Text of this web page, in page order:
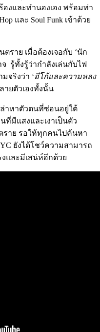
องและทำนองเอง พร้อมท่า
และ Soul Funk เข้าด้วย
ราย เมื่อต้องเจอกับ ‘นัก
รู้ทั้งรู้ว่ากำลังเล่นกับไฟ
จริงว่า ‘อีโก้และความหลง
ายตัวเองทั้งนั้น
ล่าหาตัวตนที่ซ่อนอยู่ใต้
ที่มีแสงและเงาเป็นตัว
าย รอให้ทุกคนไปค้นหา
ยังได้โชว์ความสามารถ
และมีเสน่ห์อีกด้วย